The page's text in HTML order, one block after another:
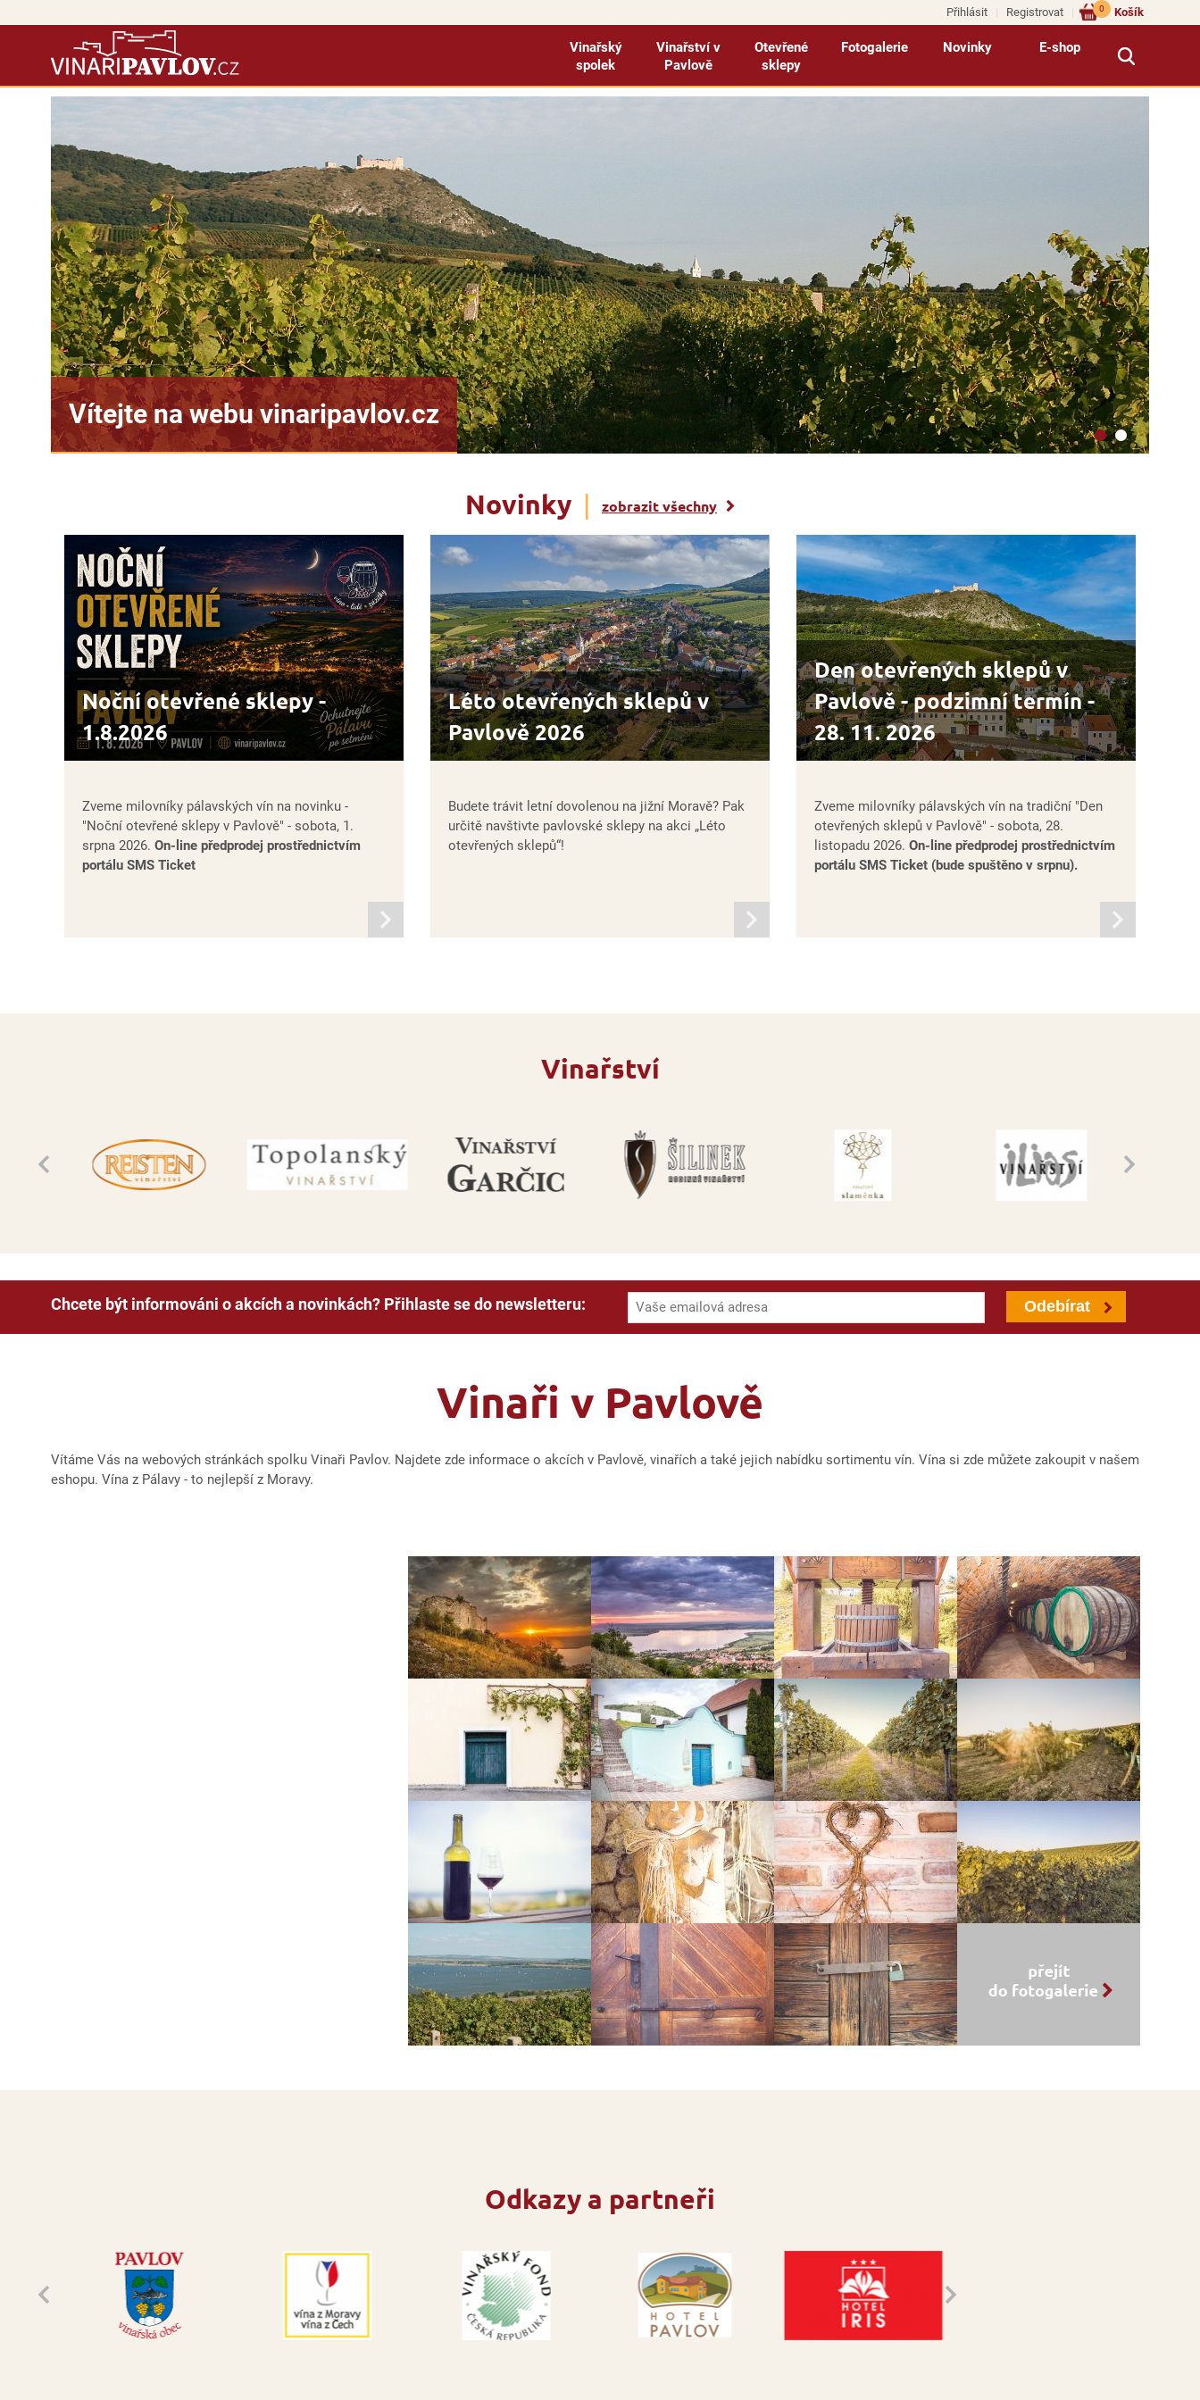
Přihlásit Registrovat Košík
0
Vinařský
spolek
Vinařství v
Pavlově
Otevřené
sklepy
Fotogalerie Novinky E-shop
Vína našich vinařů si objednejte na e-
shopu >>
Novinky | zobrazit všechny
Noční otevřené sklepy -
1.8.2026
Zveme milovníky pálavských vín na novinku -
"Noční otevřené sklepy v Pavlově" - sobota, 1.
srpna 2026. On-line předprodej prostřednictvím
portálu SMS Ticket
Léto otevřených sklepů v
Pavlově 2026
Budete trávit letní dovolenou na jižní Moravě? Pak
určitě navštivte pavlovské sklepy na akci „Léto
otevřených sklepů“!
Den otevřených sklepů v
Pavlově - podzimní termín -
28. 11. 2026
Zveme milovníky pálavských vín na tradiční "Den
otevřených sklepů v Pavlově" - sobota, 28.
listopadu 2026. On-line předprodej prostřednictvím
portálu SMS Ticket (bude spuštěno v srpnu).
Vinařství
Chcete být informováni o akcích a novinkách? Přihlaste se do newsletteru: Odebírat
Vinaři v Pavlově
Vítáme Vás na webových stránkách spolku Vinaři Pavlov. Najdete zde informace o akcích v Pavlově, vinařích a také jejich nabídku sortimentu vín. Vína si zde můžete zakoupit v našem
eshopu. Vína z Pálavy - to nejlepší z Moravy.
Odkazy a partneři